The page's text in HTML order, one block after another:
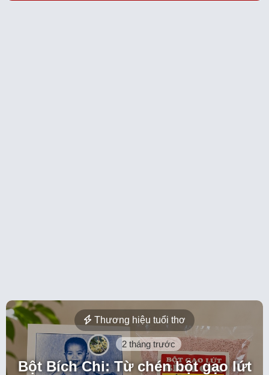
Thương hiệu tuổi thơ
2 tháng trước
Bột Bích Chi: Từ chén bột gạo lứt